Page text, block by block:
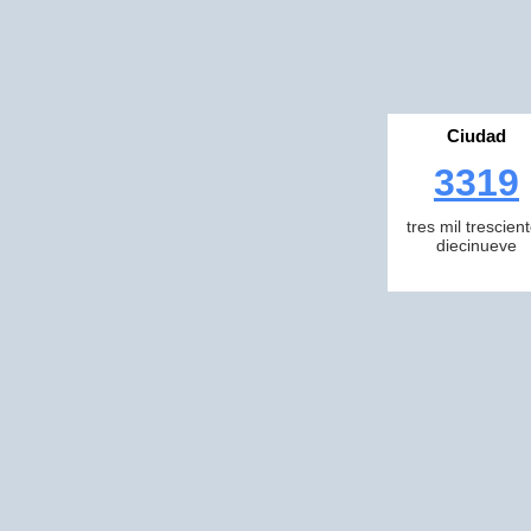
Ciudad
3319
tres mil
diecinueve